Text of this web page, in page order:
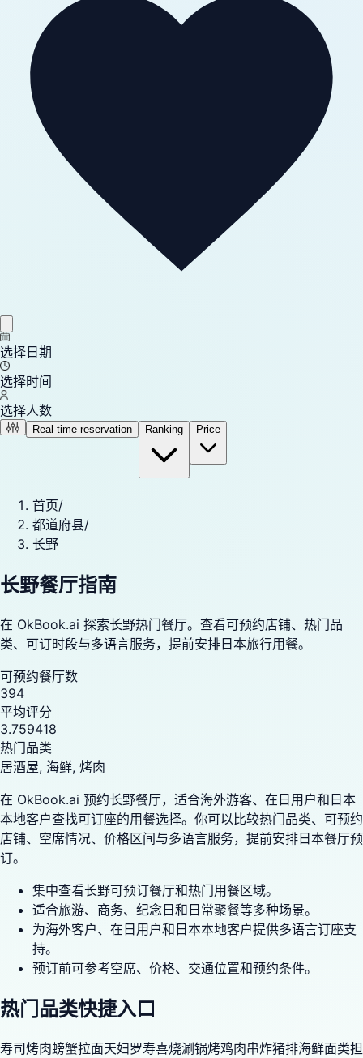
选择日期
选择时间
选择人数
Real-time reservation Ranking Price
首页/
都道府县/
长野
长野餐厅指南
在 OkBook.ai 探索长野热门餐厅。查看可预约店铺、热门品
类、可订时段与多语言服务，提前安排日本旅行用餐。
可预约餐厅数
394
平均评分
3.759418
热门品类
居酒屋, 海鲜, 烤肉
在 OkBook.ai 预约长野餐厅，适合海外游客、在日用户和日本
本地客户查找可订座的用餐选择。你可以比较热门品类、可预约
店铺、空席情况、价格区间与多语言服务，提前安排日本餐厅预
订。
集中查看长野可预订餐厅和热门用餐区域。
适合旅游、商务、纪念日和日常聚餐等多种场景。
为海外客户、在日用户和日本本地客户提供多语言订座支
持。
预订前可参考空席、价格、交通位置和预约条件。
热门品类快捷入口
寿司烤肉螃蟹拉面天妇罗寿喜烧涮锅烤鸡肉串炸猪排海鲜面类担